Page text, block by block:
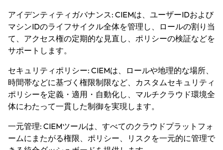
アイデンティティガバナンス: CIEMは、ユーザーIDおよび
マシンIDのライフサイクル全体を管理し、ロールの割り当
て、アクセス権の定期的な見直し、ポリシーの検証などを
サポートします。
セキュリティポリシー: CIEMは、ロールや地理的な場所、
時間帯などに基づく権限制限など、カスタムセキュリティ
ポリシーを定義・適用・自動化し、マルチクラウド環境全
体にわたって一貫した制御を実現します。
一元管理: CIEMツールは、すべてのクラウドプラットフォ
ームにまたがる権限、ポリシー、リスクを一元的に管理で